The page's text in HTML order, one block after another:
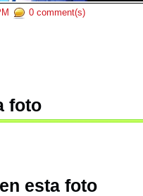
0 comment(s)
foto
esta foto